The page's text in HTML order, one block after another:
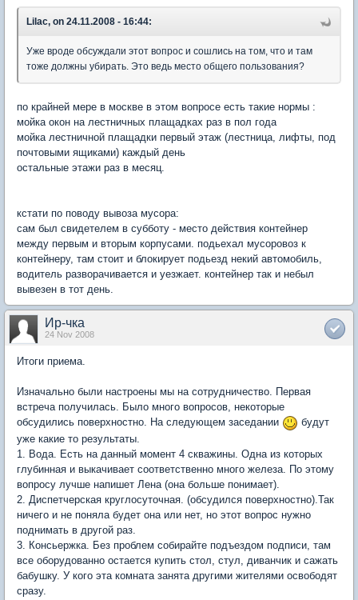
Lilac, on 24.11.2008 - 16:44:
Уже вроде обсуждали этот вопрос и сошлись на том, что и там
тоже должны убирать. Это ведь место общего пользования?
по крайней мере в москве в этом вопросе есть такие нормы :
мойка окон на лестничных плащадках раз в пол года
мойка лестничной плащадки первый этаж (лестница, лифты, под
почтовыми ящиками) каждый день
остальные этажи раз в месяц.
кстати по поводу вывоза мусора:
сам был свидетелем в субботу - место действия контейнер
между первым и вторым корпусами. подьехал мусоровоз к
контейнеру, там стоит и блокирует подьезд некий автомобиль,
водитель разворачивается и уезжает. контейнер так и небыл
вывезен в тот день.
Ир-чка
24 Nov 2008
Итоги приема.
Изначально были настроены мы на сотрудничество. Первая
встреча получилась. Было много вопросов, некоторые
обсудились поверхностно. На следующем заседании
будут
уже какие то результаты.
1. Вода. Есть на данный момент 4 скважины. Одна из которых
глубинная и выкачивает соответственно много железа. По этому
вопросу лучше напишет Лена (она больше понимает).
2. Диспетчерская круглосуточная. (обсудился поверхностно).Так
ничего и не поняла будет она или нет, но этот вопрос нужно
поднимать в другой раз.
3. Консьержка. Без проблем собирайте подъездом подписи, там
все оборудованно остается купить стол, стул, диванчик и сажать
бабушку. У кого эта комната занята другими жителями освободят
сразу.